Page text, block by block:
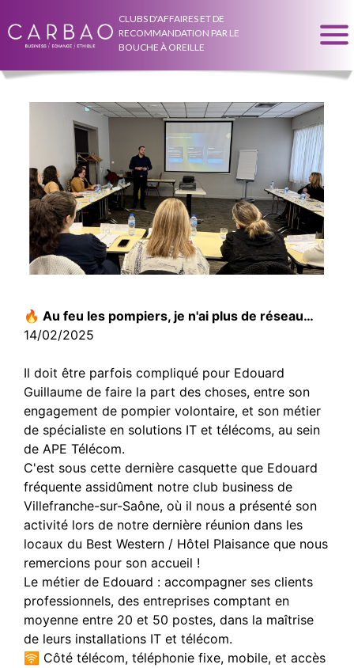
CLUBS D'AFFAIRES ET DE
RECOMMANDATION PAR LE
BOUCHE À OREILLE
🔥 Au feu les pompiers, je n'ai plus de réseau…
14/02/2025
Il doit être parfois compliqué pour Edouard
Guillaume de faire la part des choses, entre son
engagement de pompier volontaire, et son métier
de spécialiste en solutions IT et télécoms, au sein
de APE Télécom.
C'est sous cette dernière casquette que Edouard
fréquente assidûment notre club business de
Villefranche-sur-Saône, où il nous a présenté son
activité lors de notre dernière réunion dans les
locaux du Best Western / Hôtel Plaisance que nous
remercions pour son accueil !
Le métier de Edouard : accompagner ses clients
professionnels, des entreprises comptant en
moyenne entre 20 et 50 postes, dans la maîtrise
de leurs installations IT et télécom.
🛜 Côté télécom, téléphonie fixe, mobile, et accès